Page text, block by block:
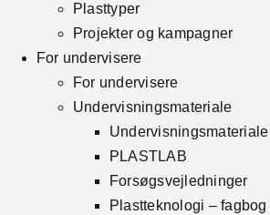
Plasttyper
Projekter og kampagner
For undervisere
For undervisere
Undervisningsmateriale
Undervisningsmateriale
PLASTLAB
Forsøgsvejledninger
Plastteknologi – fagbog